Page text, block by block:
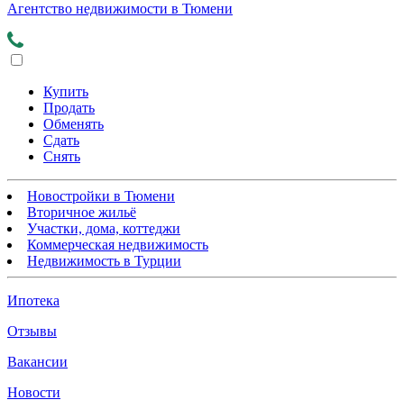
Агентство недвижимости в Тюмени
Купить
Продать
Обменять
Сдать
Снять
Новостройки в Тюмени
Вторичное жильё
Участки, дома, коттеджи
Коммерческая недвижимость
Недвижимость в Турции
Ипотека
Отзывы
Вакансии
Новости